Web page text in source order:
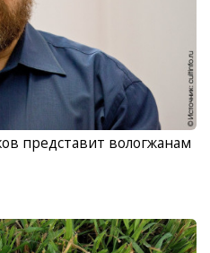
представит вологжанам